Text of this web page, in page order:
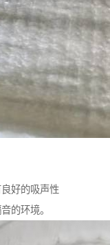
好的吸声性
的环境。